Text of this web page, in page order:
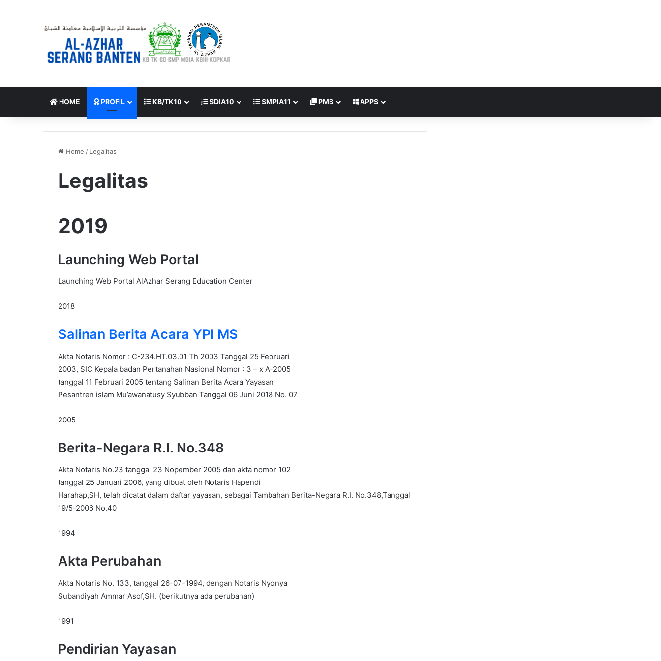
HOME PROFIL KB/TK10 SDIA10 SMPIA11 PMB APPS
Home / Legalitas
Legalitas
2019
Launching Web Portal
Launching Web Portal AlAzhar Serang Education Center
2018
Salinan Berita Acara YPI MS
Akta Notaris Nomor : C-234.HT.03.01 Th 2003 Tanggal 25 Februari
2003, SIC Kepala badan Pertanahan Nasional Nomor : 3 – x A-2005
tanggal 11 Februari 2005 tentang Salinan Berita Acara Yayasan
Pesantren islam Mu’awanatusy Syubban Tanggal 06 Juni 2018 No. 07
2005
Berita-Negara R.I. No.348
Akta Notaris No.23 tanggal 23 Nopember 2005 dan akta nomor 102
tanggal 25 Januari 2006, yang dibuat oleh Notaris Hapendi
Harahap,SH, telah dicatat dalam daftar yayasan, sebagai Tambahan Berita-Negara R.I. No.348,Tanggal
19/5-2006 No.40
1994
Akta Perubahan
Akta Notaris No. 133, tanggal 26-07-1994, dengan Notaris Nyonya
Subandiyah Ammar Asof,SH. (berikutnya ada perubahan)
1991
Pendirian Yayasan